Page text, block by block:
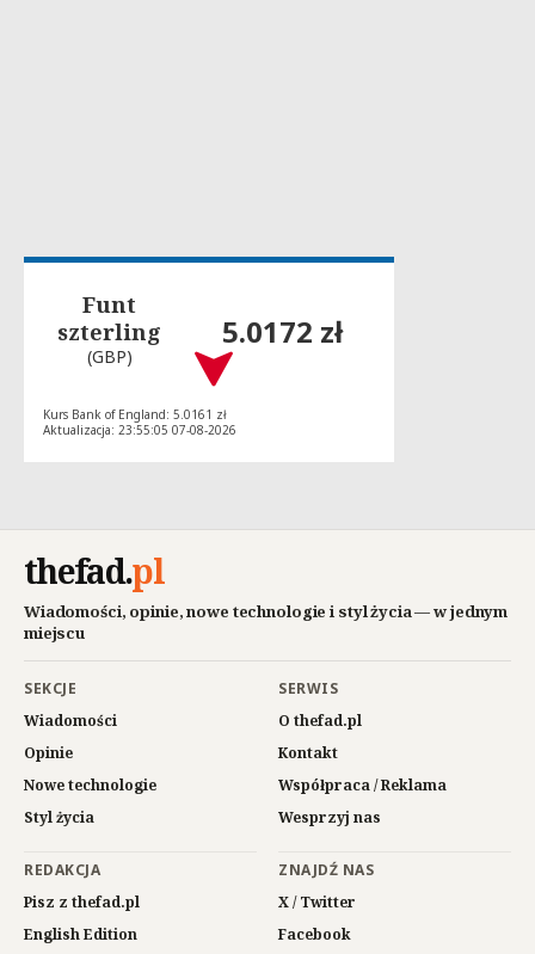
Funt
szterling
(GBP)
5.0172 zł
Kurs Bank of England: 5.0161 zł
Aktualizacja: 23:55:05 07-08-2026
thefad.pl
Wiadomości, opinie, nowe technologie i styl życia — w jednym
miejscu
SEKCJE
Wiadomości
Opinie
Nowe technologie
Styl życia
SERWIS
O thefad.pl
Kontakt
Współpraca / Reklama
Wesprzyj nas
REDAKCJA
Pisz z thefad.pl
English Edition
ZNAJDŹ NAS
X / Twitter
Facebook